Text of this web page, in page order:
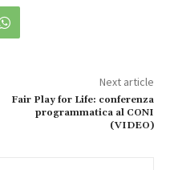
Next article
Fair Play for Life: conferenza
programmatica al CONI
(VIDEO)